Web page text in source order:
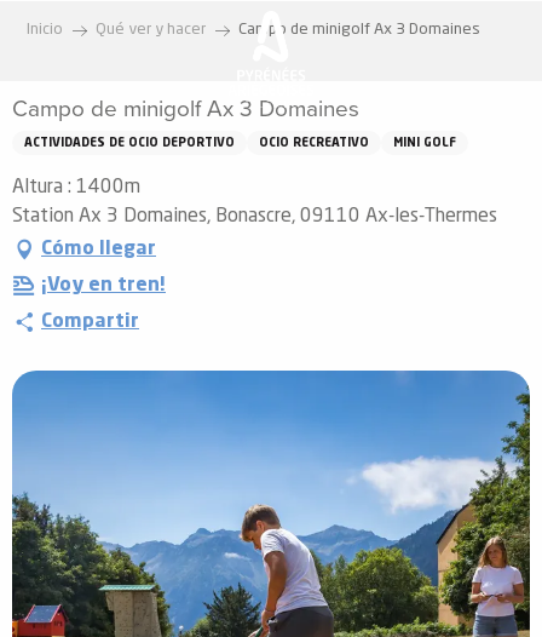
principal
Inicio Qué ver y hacer Campo de minigolf Ax 3 Domaines
Campo de minigolf Ax 3 Domaines
ACTIVIDADES DE OCIO DEPORTIVO OCIO RECREATIVO MINI GOLF
Altura : 1400m
Station Ax 3 Domaines, Bonascre, 09110 Ax-les-Thermes
Cómo llegar
¡Voy en tren!
Compartir